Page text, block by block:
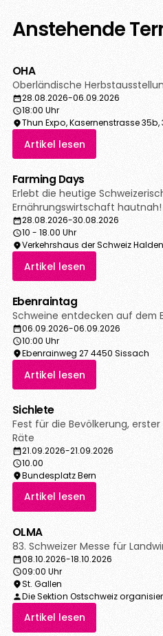
Anstehende
OHA
Oberländische
28.08.2026-06.09.2026
18:00 Uhr
Thun Expo, Kasernenstrasse 35b,
Artikel lesen
Farming Days
Erlebt die heutige
Ernährungswirtschaft hautnah!
28.08.2026-30.08.2026
10 - 18.00 Uhr
Verkehrshaus der Schweiz
Artikel lesen
Ebenraintag
Schweine entdecken auf dem
06.09.2026-06.09.2026
10:00 Uhr
Ebenrainweg 27 4450 Sissach
Artikel lesen
Sichlete
Fest für die Bevölkerung,
Räte
21.09.2026-21.09.2026
10.00
Bundesplatz Bern
Artikel lesen
OLMA
83. Schweizer Messe für
08.10.2026-18.10.2026
09:00 Uhr
St. Gallen
Die Sektion Ostschweiz
Artikel lesen